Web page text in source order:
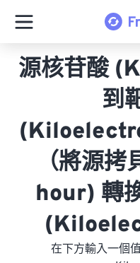
源核苷酸
到
（將源
hour) 轉
在下方輸入一個